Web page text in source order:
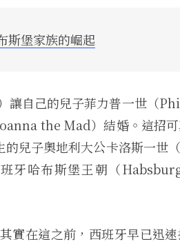
斯堡家族的崛起
自己的兒子菲力普一世（
the Mad）結婚。這招
兒子奧地利大公卡洛斯一世
牙哈布斯堡王朝（
實在這之前，西班牙早已迅